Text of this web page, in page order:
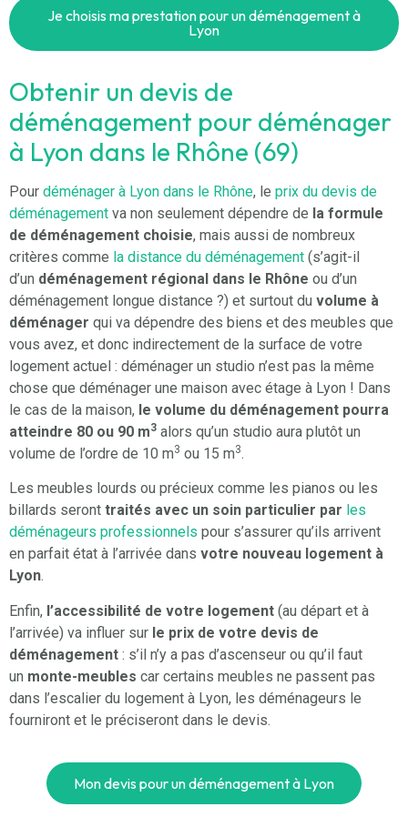
Je choisis ma prestation pour un déménagement à
Lyon
Obtenir un devis de
déménagement pour déménager
à Lyon dans le Rhône (69)
Pour déménager à Lyon dans le Rhône, le prix du devis de
déménagement va non seulement dépendre de la formule
de déménagement choisie, mais aussi de nombreux
critères comme la distance du déménagement (s’agit-il
d’un déménagement régional dans le Rhône ou d’un
déménagement longue distance ?) et surtout du volume à
déménager qui va dépendre des biens et des meubles que
vous avez, et donc indirectement de la surface de votre
logement actuel : déménager un studio n’est pas la même
chose que déménager une maison avec étage à Lyon ! Dans
le cas de la maison, le volume du déménagement pourra
atteindre 80 ou 90 m3 alors qu’un studio aura plutôt un
volume de l’ordre de 10 m3 ou 15 m3.
Les meubles lourds ou précieux comme les pianos ou les
billards seront traités avec un soin particulier par les
déménageurs professionnels pour s’assurer qu’ils arrivent
en parfait état à l’arrivée dans votre nouveau logement à
Lyon.
Enfin, l’accessibilité de votre logement (au départ et à
l’arrivée) va influer sur le prix de votre devis de
déménagement : s’il n’y a pas d’ascenseur ou qu’il faut
un monte-meubles car certains meubles ne passent pas
dans l’escalier du logement à Lyon, les déménageurs le
fourniront et le préciseront dans le devis.
Mon devis pour un déménagement à Lyon